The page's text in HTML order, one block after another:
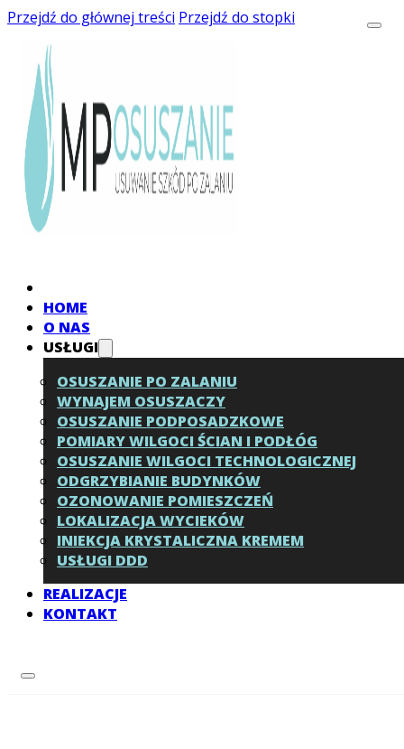
Przejdź do głównej treści Przejdź do stopki
HOME
O NAS
USŁUGI
OSUSZANIE PO ZALANIU
WYNAJEM OSUSZACZY
OSUSZANIE PODPOSADZKOWE
POMIARY WILGOCI ŚCIAN I PODŁÓG
OSUSZANIE WILGOCI TECHNOLOGICZNEJ
ODGRZYBIANIE BUDYNKÓW
OZONOWANIE POMIESZCZEŃ
LOKALIZACJA WYCIEKÓW
INIEKCJA KRYSTALICZNA KREMEM
USŁUGI DDD
REALIZACJE
KONTAKT